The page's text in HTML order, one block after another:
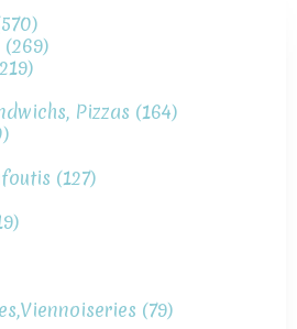
(269)
Pizzas (164)
(127)
(79)